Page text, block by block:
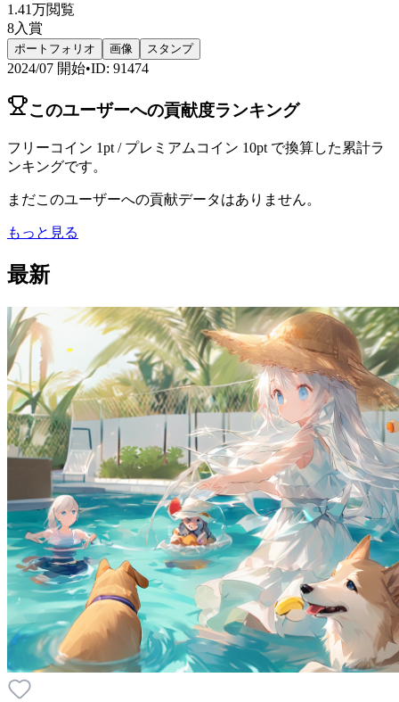
1.41万閲覧
8入賞
ポートフォリオ 画像 スタンプ
2024/07 開始•ID: 91474
このユーザーへの貢献度ランキング
フリーコイン 1pt / プレミアムコイン 10pt で換算した累計ラ
ンキングです。
まだこのユーザーへの貢献データはありません。
もっと見る
最新